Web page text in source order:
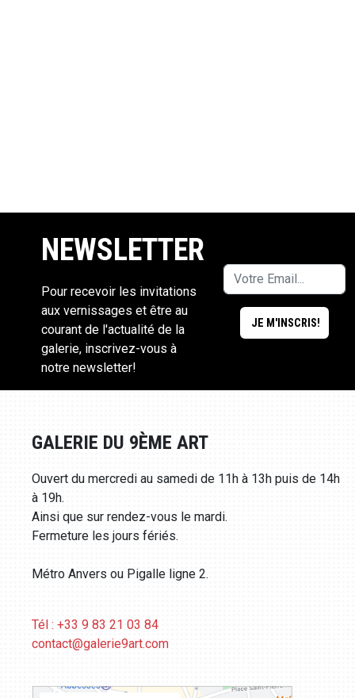
NEWSLETTER
Pour recevoir les invitations
aux vernissages et être au
courant de l'actualité de la
galerie, inscrivez-vous à
notre newsletter!
GALERIE DU 9ÈME ART
Ouvert du mercredi au samedi de 11h à 13h puis de 14h
à 19h.
Ainsi que sur rendez-vous le mardi.
Fermeture les jours fériés.
Métro Anvers ou Pigalle ligne 2.
Tél : +33 9 83 21 03 84
contact@galerie9art.com